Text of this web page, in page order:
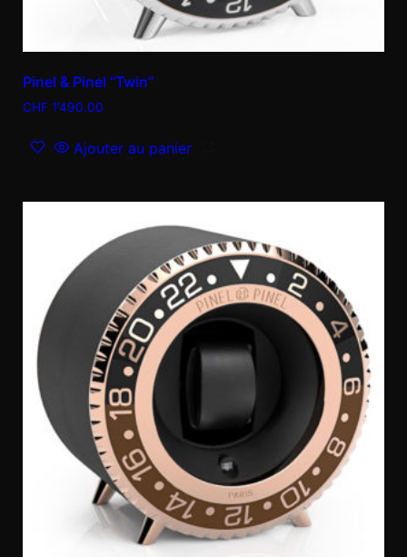
Pinel & Pinel “Twin”
CHF 1'490.00
Ajouter au panier